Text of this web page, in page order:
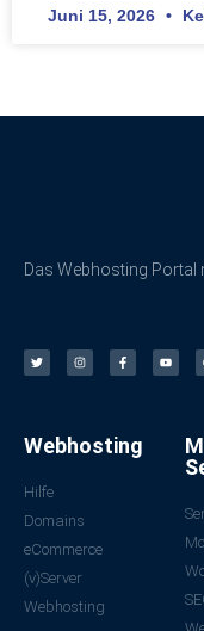
Juni 15, 2026
Das Webhosting Portal
Webhosting
Hilfe
Domains
eCommerce
(v)Server
Webhosting